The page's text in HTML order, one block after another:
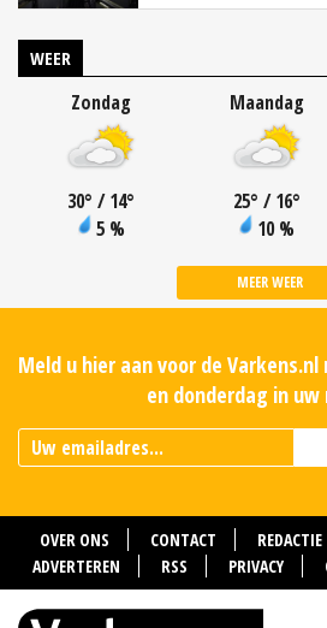
WEER
Zondag
30° / 14°
5 %
Maandag
25° / 16°
10 %
MEER WEER
Meld u hier aan voor de
en donderdag in uw
OVER ONS CONTACT REDACTIE
ADVERTEREN
RSS PRIVACY